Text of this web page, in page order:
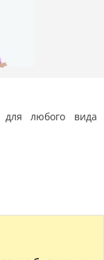
для любого вида